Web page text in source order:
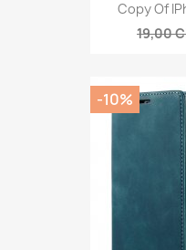
Copy Of
19,00
-10%